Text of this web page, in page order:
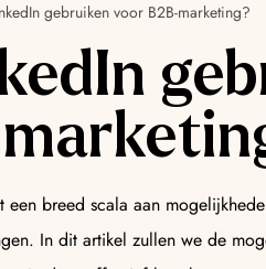
Word zichtbaar in
zoekmachines van
AI Content
Content die raakt,
mens én machine.
gebruiken voor B2B-marketing?
breed scala aan
In dit artikel zullen we de